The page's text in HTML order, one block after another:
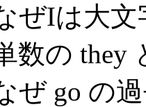
ぜIは大
数の they
ぜ go の